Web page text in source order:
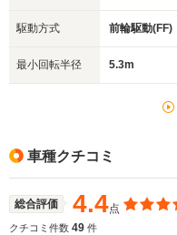
駆動方式 前輪駆動(FF)
最小回転半径 5.3m
車種クチコミ
総合評価 4.4点
クチコミ件数 49 件